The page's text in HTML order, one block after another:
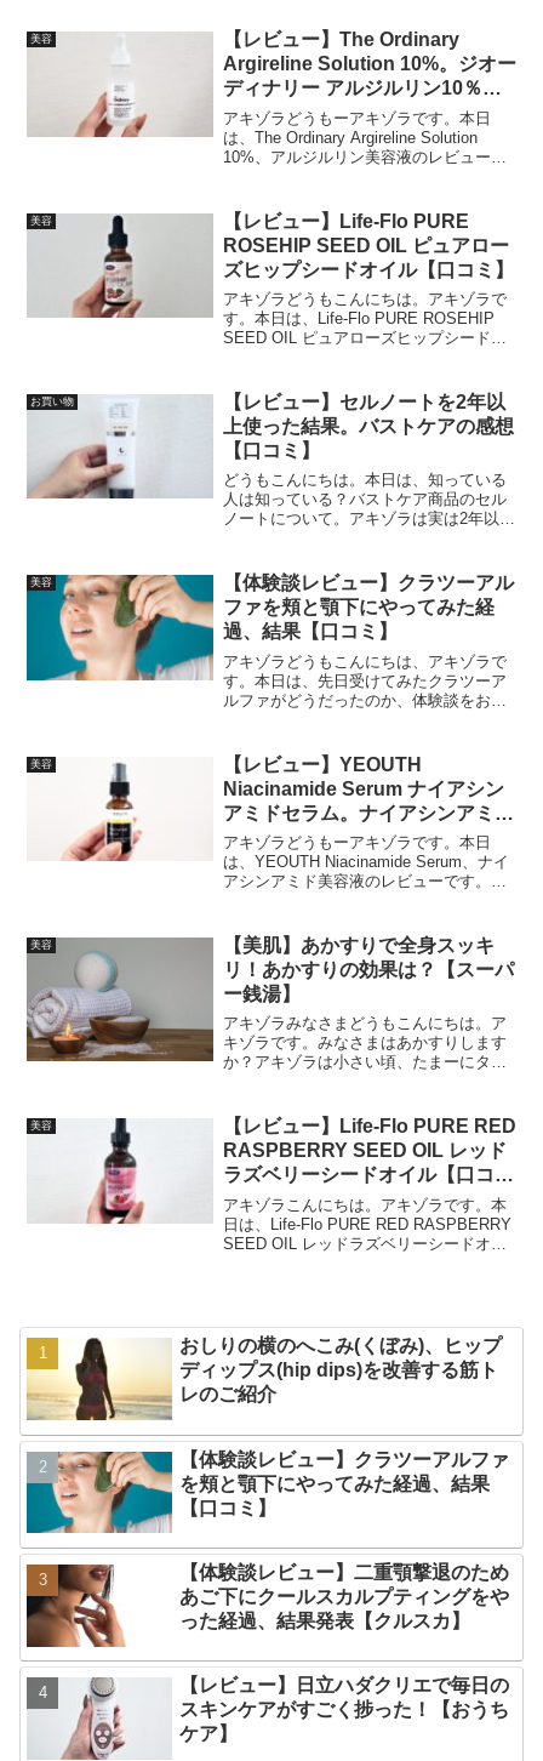
ない、適当タイプですので、その点ご了
承をｗ そもそもビタミン...
美容
【レビュー】The Ordinary
Argireline Solution 10%。ジオー
ディナリー アルジルリン10％配
合美容液【口コミ】
アキゾラどうもーアキゾラです。本日
は、The Ordinary Argireline Solution
10%、アルジルリン美容液のレビューで
容成分のアルジルリン。それ...
美容
【レビュー】Life-Flo PURE
ROSEHIP SEED OIL ピュアロー
ズヒップシードオイル【口コミ】
アキゾラどうもこんにちは。アキゾラで
す。本日は、Life-Flo PURE ROSEHIP
SEED OIL ピュアローズヒップシードオ
ことのあるオイルって感じがしてい...
お買い物
【レビュー】セルノートを2年以
上使った結果。バストケアの感想
【口コミ】
どうもこんにちは。本日は、知っている
人は知っている？バストケア商品のセル
ノートについて。アキゾラは実は2年以上
んなアキゾラのセルノートを使った感想
ついての口コミをレビュ...
美容
【体験談レビュー】クラツーアル
ファを頬と顎下にやってみた経
過、結果【口コミ】
アキゾラどうもこんにちは、アキゾラで
す。本日は、先日受けてみたクラツーア
ルファがどうだったのか、体験談をお話
肪冷却痩身のクールスカルプティング(ク
ルスカ)を過去に実施し...
美容
【レビュー】YEOUTH
Niacinamide Serum ナイアシン
アミドセラム。ナイアシンアミド
10％配合美容液【口コミ】
アキゾラどうもーアキゾラです。本日
は、YEOUTH Niacinamide Serum、ナイ
アシンアミド美容液のレビューです。
で、まだ比較的新しい商品かも...
美容
【美肌】あかすりで全身スッキ
リ！あかすりの効果は？【スーパ
ー銭湯】
アキゾラみなさまどうもこんにちは。ア
キゾラです。みなさまはあかすりします
か？アキゾラは小さい頃、たまーにタオ
たんだと思います。割と大きくなってか
らは、ちょっとあかすりと...
美容
【レビュー】Life-Flo PURE RED
RASPBERRY SEED OIL レッド
ラズベリーシードオイル【口コ
ミ】
アキゾラこんにちは。アキゾラです。本
日は、Life-Flo PURE RED RASPBERRY
SEED OIL レッドラズベリーシードオイ
おしりの横のへこみ(くぼみ)、ヒップ
ディップス(hip dips)を改善する筋ト
レのご紹介
【体験談レビュー】クラツーアルファ
を頬と顎下にやってみた経過、結果
【口コミ】
【体験談レビュー】二重顎撃退のため
あご下にクールスカルプティングをや
った経過、結果発表【クルスカ】
【レビュー】日立ハダクリエで毎日の
スキンケアがすごく捗った！【おうち
ケア】